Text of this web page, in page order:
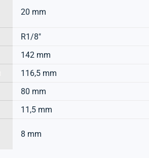
20 mm
R1/8"
142 mm
116,5 mm
80 mm
11,5 mm
8 mm